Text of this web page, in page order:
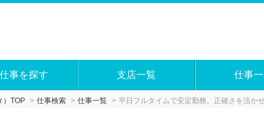
事を探す 支店一覧 仕事
）TOP 仕事検索 仕事一覧 平日フルタイムで安定勤務。正確さを活か